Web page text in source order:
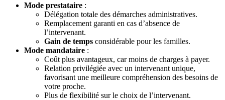
Mode prestataire :
Délégation totale des démarches administratives.
Remplacement garanti en cas d’absence de
l’intervenant.
Gain de temps considérable pour les familles.
Mode mandataire :
Coût plus avantageux, car moins de charges à payer.
Relation privilégiée avec un intervenant unique,
favorisant une meilleure compréhension des besoins de
votre proche.
Plus de flexibilité sur le choix de l’intervenant.